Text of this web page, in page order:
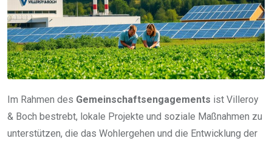
Im Rahmen des Gemeinschaftsengagements ist Villeroy
& Boch bestrebt, lokale Projekte und soziale Maßnahmen zu
unterstützen, die das Wohlergehen und die Entwicklung der